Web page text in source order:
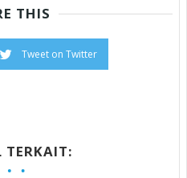
THIS
Tweet on Twitter
TERKAIT: